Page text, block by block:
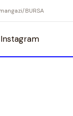
BURSA
Instagram